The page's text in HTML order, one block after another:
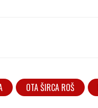
OTA ŠIRCA ROŠ